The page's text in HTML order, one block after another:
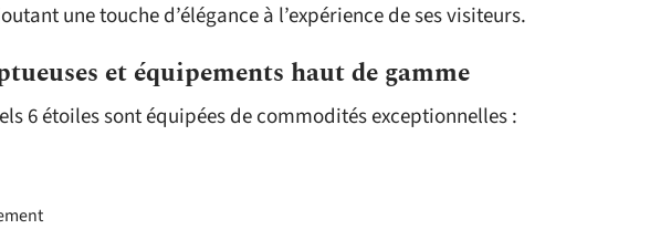
une touche d’élégance à l’expérience de ses visiteurs.
et équipements haut de gamme
6 étoiles sont équipées de commodités exceptionnelles :